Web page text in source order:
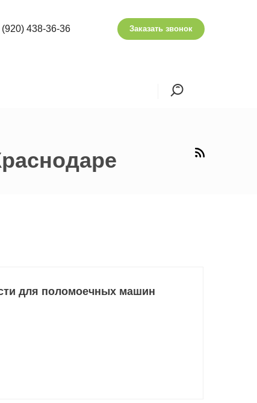
(920) 438-36-36 Заказать звонок
для поломоечных машин